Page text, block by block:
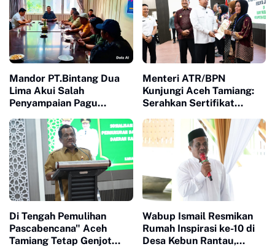
Mandor PT.Bintang Dua
Lima Akui Salah
Penyampaian Pagu
Perbaiki Mutu Material
bangunan
Menteri ATR/BPN
Kunjungi Aceh Tamiang:
Serahkan Sertifikat
Pastikan Kepastian
Hukum Tanah
Di Tengah Pemulihan
Pascabencana" Aceh
Tamiang Tetap Genjot
Wabup Ismail Resmikan
Rumah Inspirasi ke-10 di
Desa Kebun Rantau,